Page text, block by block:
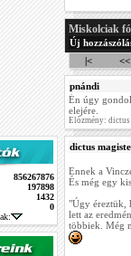
856267876
197898
1432
0
Miskolciak
Új
|< <<
pnándi
Én úgy
elejére.
Előzmény:
dictus
Ennek a
És még egy
"Úgy éreztük,
lett az
többiek. Még